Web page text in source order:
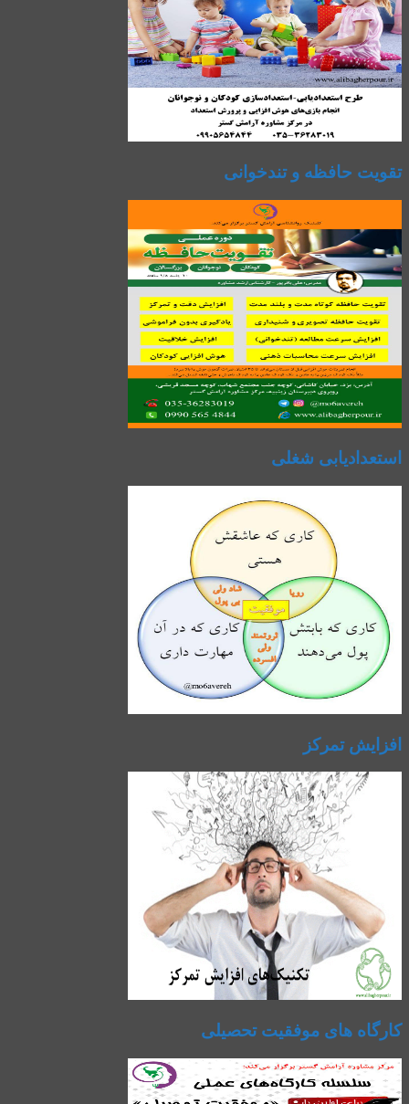
تقویت حافظه و تندخوانی
استعدادیابی شغلی
افزایش تمرکز
کارگاه های موفقیت تحصیلی